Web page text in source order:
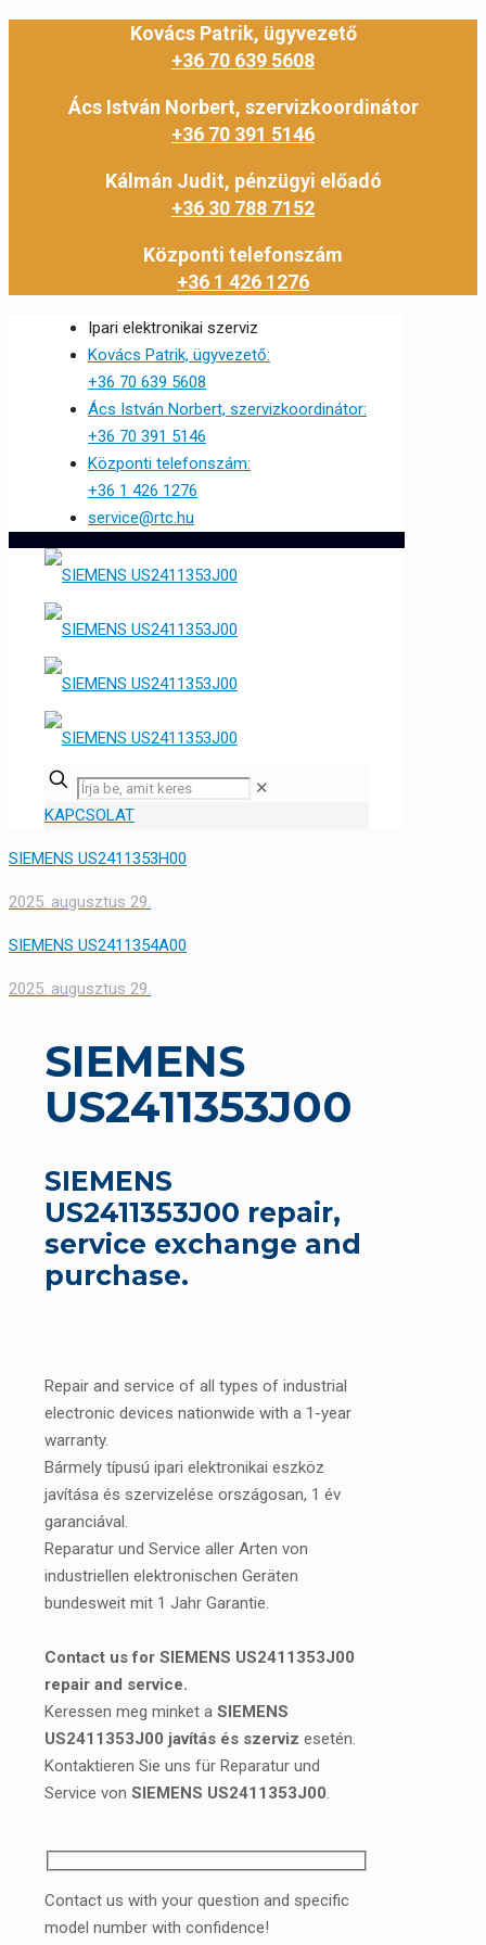
Kovács Patrik, ügyvezető
+36 70 639 5608
Ács István Norbert, szervizkoordinátor
+36 70 391 5146
Kálmán Judit, pénzügyi előadó
+36 30 788 7152
Központi telefonszám
+36 1 426 1276
Ipari elektronikai szerviz
Kovács Patrik, ügyvezető:
+36 70 639 5608
Ács István Norbert, szervizkoordinátor:
+36 70 391 5146
Központi telefonszám:
+36 1 426 1276
service@rtc.hu
✕
KAPCSOLAT
SIEMENS US2411353H00
2025. augusztus 29.
SIEMENS US2411354A00
2025. augusztus 29.
SIEMENS
US2411353J00
SIEMENS
US2411353J00 repair,
service exchange and
purchase.
Repair and service of all types of industrial
electronic devices nationwide with a 1-year
warranty.
Bármely típusú ipari elektronikai eszköz
javítása és szervizelése országosan, 1 év
garanciával.
Reparatur und Service aller Arten von
industriellen elektronischen Geräten
bundesweit mit 1 Jahr Garantie.
Contact us for SIEMENS US2411353J00
repair and service.
Keressen meg minket a SIEMENS
US2411353J00 javítás és szerviz esetén.
Kontaktieren Sie uns für Reparatur und
Service von SIEMENS US2411353J00.
Contact us with your question and specific
model number with confidence!